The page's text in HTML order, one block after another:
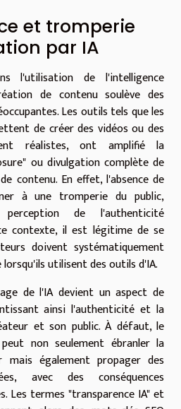
et tromperie
par IA
l'utilisation de l'intelligence
de contenu soulève des
Les outils tels que les
de créer des vidéos ou des
réalistes, ont amplifié la
ou divulgation complète de
contenu. En effet, l'absence de
à une tromperie du public,
de l'authenticité
contexte, il est légitime de se
doivent systématiquement
utilisent des outils d'IA.
de l'IA devient un aspect de
ainsi l'authenticité et la
et son public. À défaut, le
non seulement ébranler la
également propager des
avec des conséquences
Les termes "transparence IA" et